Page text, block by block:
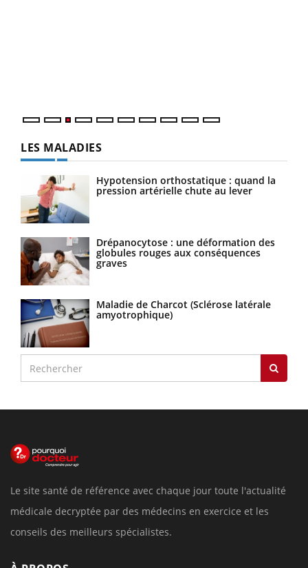
LES MALADIES
Hypotension orthostatique : quand la
pression artérielle chute au lever
Drépanocytose : une déformation des
globules rouges aux conséquences
graves
Maladie de Charcot (Sclérose latérale
amyotrophique)
Le site santé de référence avec chaque jour toute l'actualité
médicale decryptée par des médecins en exercice et les
conseils des meilleurs spécialistes.